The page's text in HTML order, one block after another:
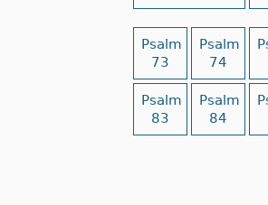
Psalm
73
Psalm
74
Psalm
83
Psalm
84